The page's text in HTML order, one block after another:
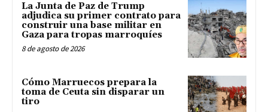
La Junta de Paz de Trump
adjudica su primer contrato para
construir una base militar en
Gaza para tropas marroquíes
8 de agosto de 2026
Cómo Marruecos prepara la
toma de Ceuta sin disparar un
tiro